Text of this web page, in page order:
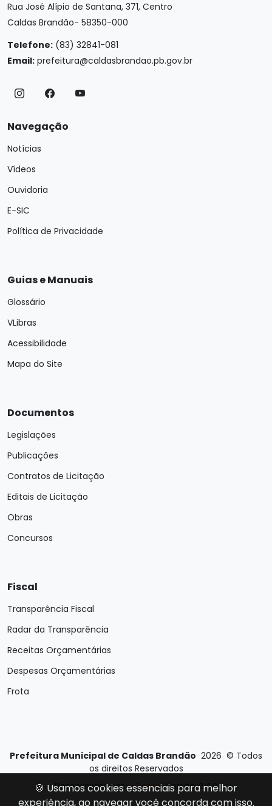
Rua José Alípio de Santana, 371, Centro
Caldas Brandão- 58350-000
Telefone: (83) 32841-081
Email: prefeitura@caldasbrandao.pb.gov.br
Navegação
Notícias
Vídeos
Ouvidoria
E-SIC
Política de Privacidade
Guias e Manuais
Glossário
VLibras
Acessibilidade
Mapa do Site
Documentos
Legislações
Publicações
Contratos de Licitação
Editais de Licitação
Obras
Concursos
Fiscal
Transparência Fiscal
Radar da Transparência
Receitas Orçamentárias
Despesas Orçamentárias
Frota
Prefeitura Municipal de Caldas Brandão 2026 © Todos
os direitos Reservados
Desenvolvido por E-Ticons| Versão: 2.4.0
🍪 Usamos cookies essenciais para melhor
experiência, ao navegar você concorda com isso.